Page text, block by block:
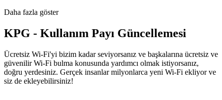
Daha fazla göster
KPG - Kullanım Payı Güncellemesi
Ücretsiz Wi-Fi'yi bizim kadar seviyorsanız ve başkalarına ücretsiz ve
güvenilir Wi-Fi bulma konusunda yardımcı olmak istiyorsanız,
doğru yerdesiniz. Gerçek insanlar milyonlarca yeni Wi-Fi ekliyor ve
siz de ekleyebilirsiniz!